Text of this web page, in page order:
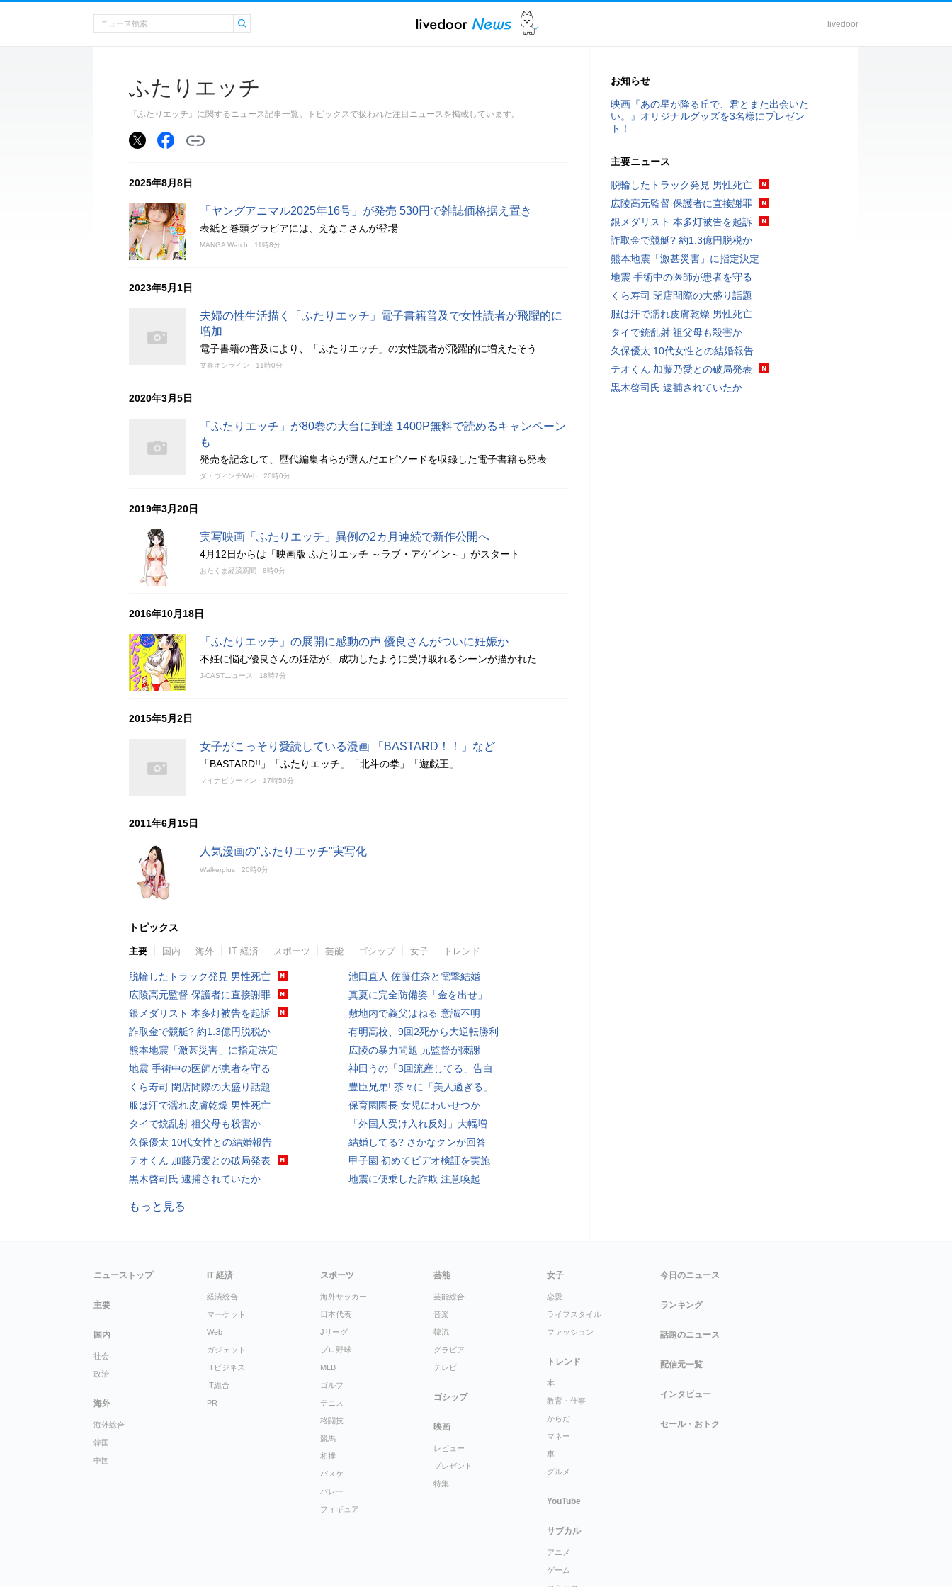
livedoor
ふたりエッチ
『ふたりエッチ』に関するニュース記事一覧。トピックスで扱われた注目ニュースを掲載しています。
2025年8月8日
「ヤングアニマル2025年16号」が発売 530円で雑誌価格据え置き
表紙と巻頭グラビアには、えなこさんが登場
MANGA Watch 11時8分
2023年5月1日
夫婦の性生活描く「ふたりエッチ」電子書籍普及で女性読者が飛躍的に
増加
電子書籍の普及により、「ふたりエッチ」の女性読者が飛躍的に増えたそう
文春オンライン 11時0分
2020年3月5日
「ふたりエッチ」が80巻の大台に到達 1400P無料で読めるキャンペーン
も
発売を記念して、歴代編集者らが選んだエピソードを収録した電子書籍も発表
ダ・ヴィンチWeb 20時0分
2019年3月20日
実写映画「ふたりエッチ」異例の2カ月連続で新作公開へ
4月12日からは「映画版 ふたりエッチ ～ラブ・アゲイン～」がスタート
おたくま経済新聞 8時0分
2016年10月18日
「ふたりエッチ」の展開に感動の声 優良さんがついに妊娠か
不妊に悩む優良さんの妊活が、成功したように受け取れるシーンが描かれた
J-CASTニュース 18時7分
2015年5月2日
女子がこっそり愛読している漫画 「BASTARD！！」など
「BASTARD!!」「ふたりエッチ」「北斗の拳」「遊戯王」
マイナビウーマン 17時50分
2011年6月15日
人気漫画の"ふたりエッチ"実写化
Walkerplus 20時0分
トピックス
主要 国内 海外 IT 経済 スポーツ 芸能 ゴシップ 女子 トレンド
脱輪したトラック発見 男性死亡
広陵高元監督 保護者に直接謝罪
銀メダリスト 本多灯被告を起訴
詐取金で競艇? 約1.3億円脱税か
熊本地震「激甚災害」に指定決定
地震 手術中の医師が患者を守る
くら寿司 閉店間際の大盛り話題
服は汗で濡れ皮膚乾燥 男性死亡
タイで銃乱射 祖父母も殺害か
久保優太 10代女性との結婚報告
テオくん 加藤乃愛との破局発表
黒木啓司氏 逮捕されていたか
池田直人 佐藤佳奈と電撃結婚
真夏に完全防備姿「金を出せ」
敷地内で義父はねる 意識不明
有明高校、9回2死から大逆転勝利
広陵の暴力問題 元監督が陳謝
神田うの「3回流産してる」告白
豊臣兄弟! 茶々に「美人過ぎる」
保育園園長 女児にわいせつか
「外国人受け入れ反対」大幅増
結婚してる? さかなクンが回答
甲子園 初めてビデオ検証を実施
地震に便乗した詐欺 注意喚起
もっと見る
お知らせ
映画『あの星が降る丘で、君とまた出会いた
い。』オリジナルグッズを3名様にプレゼン
ト！
主要ニュース
脱輪したトラック発見 男性死亡
広陵高元監督 保護者に直接謝罪
銀メダリスト 本多灯被告を起訴
詐取金で競艇? 約1.3億円脱税か
熊本地震「激甚災害」に指定決定
地震 手術中の医師が患者を守る
くら寿司 閉店間際の大盛り話題
服は汗で濡れ皮膚乾燥 男性死亡
タイで銃乱射 祖父母も殺害か
久保優太 10代女性との結婚報告
テオくん 加藤乃愛との破局発表
黒木啓司氏 逮捕されていたか
ニューストップ
主要
国内
社会
政治
海外
海外総合
韓国
中国
IT 経済
経済総合
マーケット
Web
ガジェット
ITビジネス
IT総合
PR
スポーツ
海外サッカー
日本代表
Jリーグ
プロ野球
MLB
ゴルフ
テニス
格闘技
競馬
相撲
バスケ
バレー
フィギュア
芸能
芸能総合
音楽
韓流
グラビア
テレビ
ゴシップ
映画
レビュー
プレゼント
特集
女子
恋愛
ライフスタイル
ファッション
トレンド
本
教育・仕事
からだ
マネー
車
グルメ
YouTube
サブカル
アニメ
ゲーム
今日のニュース
ランキング
話題のニュース
配信元一覧
インタビュー
セール・おトク